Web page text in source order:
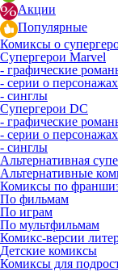
Акции
Популярные
Комиксы о
Супергерои Marvel
- графические
- серии о персонажах
- синглы
Супергерои DC
- графические
- серии о персонажах
- синглы
Альтернативная
Альтернативные
Комиксы по
По фильмам
По играм
По мультфильмам
Комикс-версии
Детские комиксы
Комиксы для